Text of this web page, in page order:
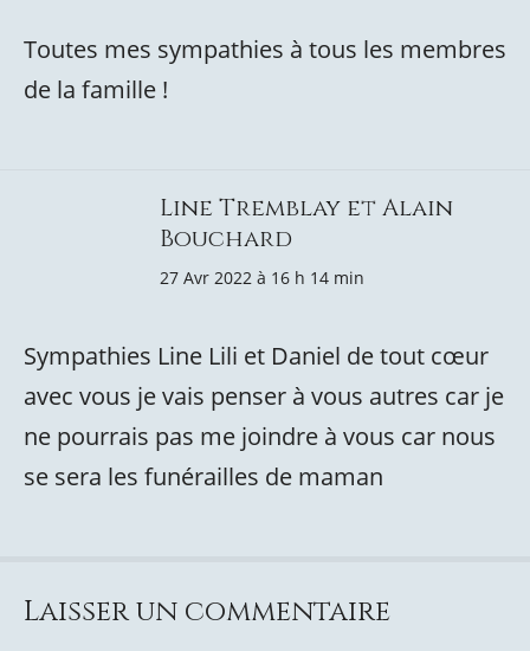
Toutes mes sympathies à tous les membres
de la famille !
Line Tremblay et Alain
Bouchard
27 Avr 2022 à 16 h 14 min
Sympathies Line Lili et Daniel de tout cœur
avec vous je vais penser à vous autres car je
ne pourrais pas me joindre à vous car nous
se sera les funérailles de maman
Laisser un commentaire